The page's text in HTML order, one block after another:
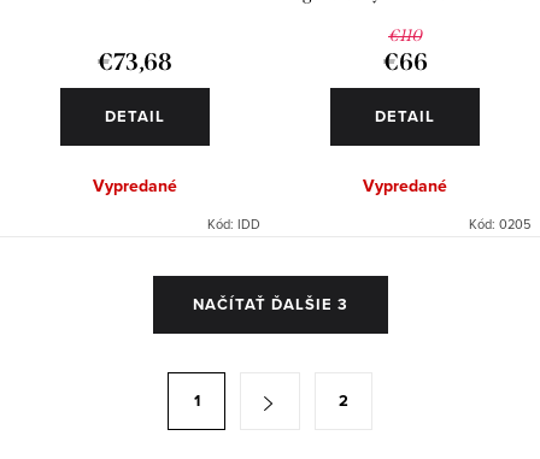
€73,68
DETAIL
Vypredané
Kód: IDD
€110
€66
DETAIL
Vypredané
Kód: 0205
NAČÍTAŤ ĎALŠIE 3
1 2